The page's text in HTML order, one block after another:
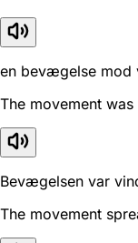
en bevægelse mod
The movement
Bevægelsen var
The movement